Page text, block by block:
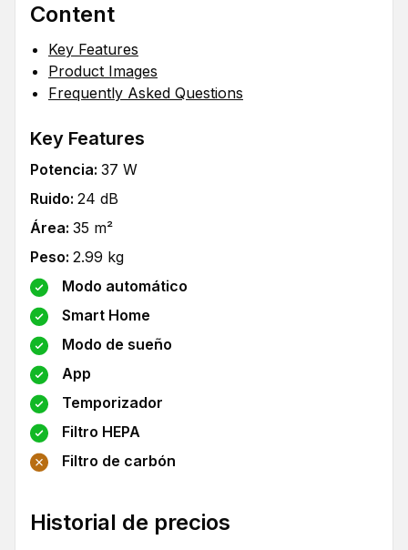
Content
Key Features
Product Images
Frequently Asked Questions
Key Features
Potencia: 37 W
Ruido: 24 dB
Área: 35 m²
Peso: 2.99 kg
Modo automático
Smart Home
Modo de sueño
App
Temporizador
Filtro HEPA
Filtro de carbón
Historial de precios